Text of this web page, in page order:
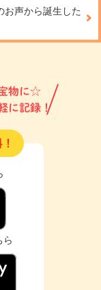
お声から誕生した
物に☆
に記録！
ら